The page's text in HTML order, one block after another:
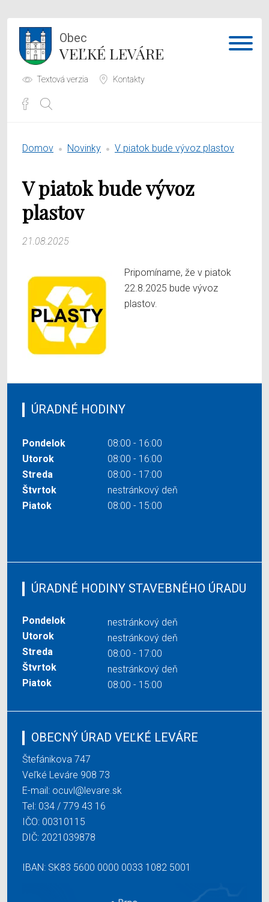
Obec
VEĽKÉ LEVÁRE
Textová verzia Kontakty
Obecný úrad
O obci
Domov Novinky V piatok bude vývoz plastov
V piatok bude vývoz
plastov
21.08.2025
Pripomíname, že v piatok
22.8.2025 bude vývoz
plastov.
ÚRADNÉ HODINY
Pondelok
08:00 - 16:00
Utorok
08:00 - 16:00
Streda
08:00 - 17:00
Štvrtok
nestránkový deň
Piatok
08:00 - 15:00
ÚRADNÉ HODINY STAVEBNÉHO ÚRADU
Pondelok
nestránkový deň
Utorok
nestránkový deň
Streda
08:00 - 17:00
Štvrtok
nestránkový deň
Piatok
08:00 - 15:00
OBECNÝ ÚRAD VEĽKÉ LEVÁRE
Štefánikova 747
Veľké Leváre 908 73
E-mail: ocuvl@levare.sk
Tel: 034 / 779 43 16
IČO: 00310115
DIČ: 2021039878
IBAN: SK83 5600 0000 0033 1082 5001